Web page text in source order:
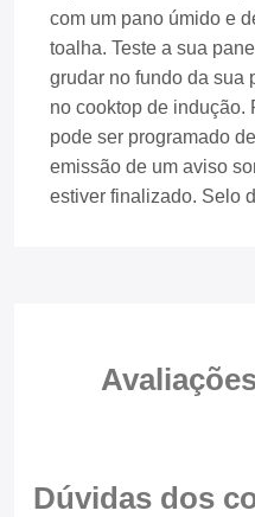
com um pano úmido e
toalha. Teste a sua
grudar no fundo da sua
no cooktop de indução.
pode ser programado
emissão de um aviso
estiver finalizado. Selo
Dúvidas dos